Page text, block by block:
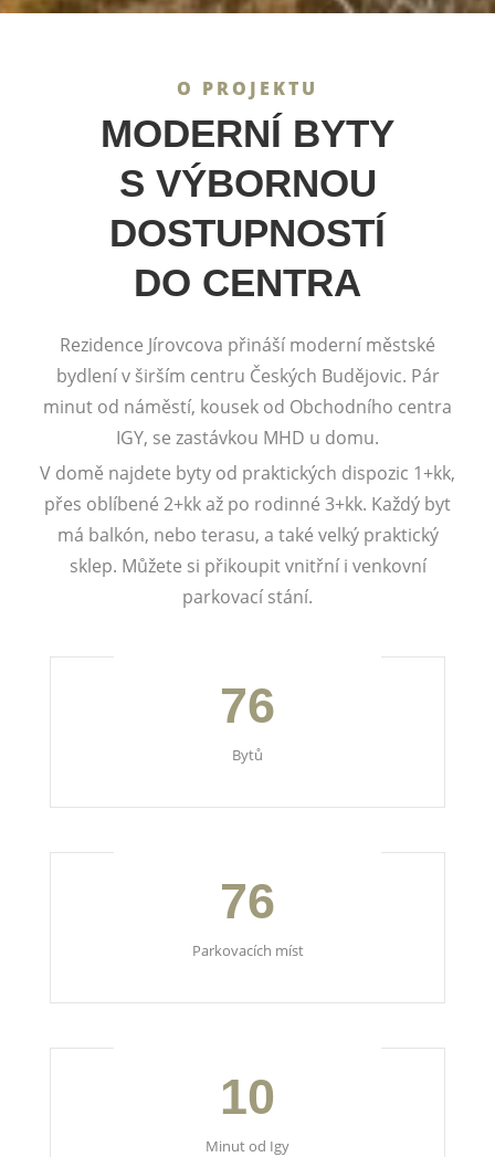
O PROJEKTU
MODERNÍ BYTY
S VÝBORNOU
DOSTUPNOSTÍ
DO CENTRA
Rezidence Jírovcova přináší moderní městské
bydlení v širším centru Českých Budějovic. Pár
minut od náměstí, kousek od Obchodního centra
IGY, se zastávkou MHD u domu.
V domě najdete byty od praktických dispozic 1+kk,
přes oblíbené 2+kk až po rodinné 3+kk. Každý byt
má balkón, nebo terasu, a také velký praktický
sklep. Můžete si přikoupit vnitřní i venkovní
parkovací stání.
76
Bytů
76
Parkovacích míst
10
Minut od Igy